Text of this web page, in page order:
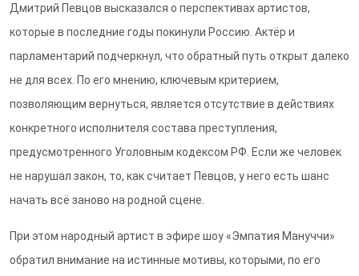
Дмитрий Певцов высказался о перспективах артистов,
которые в последние годы покинули Россию. Актёр и
парламентарий подчеркнул, что обратный путь открыт далеко
не для всех. По его мнению, ключевым критерием,
позволяющим вернуться, является отсутствие в действиях
конкретного исполнителя состава преступления,
предусмотренного Уголовным кодексом РФ. Если же человек
не нарушал закон, то, как считает Певцов, у него есть шанс
начать всё заново на родной сцене.
При этом народный артист в эфире шоу «Эмпатия Мануччи»
обратил внимание на истинные мотивы, которыми, по его